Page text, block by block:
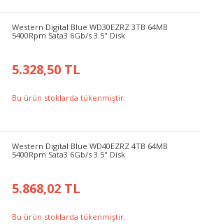
Western Digital Blue WD30EZRZ 3TB 64MB
5400Rpm Sata3 6Gb/s 3.5" Disk
5.328,50 TL
Bu ürün stoklarda tükenmiştir.
Western Digital Blue WD40EZRZ 4TB 64MB
5400Rpm Sata3 6Gb/s 3.5" Disk
5.868,02 TL
Bu ürün stoklarda tükenmiştir.